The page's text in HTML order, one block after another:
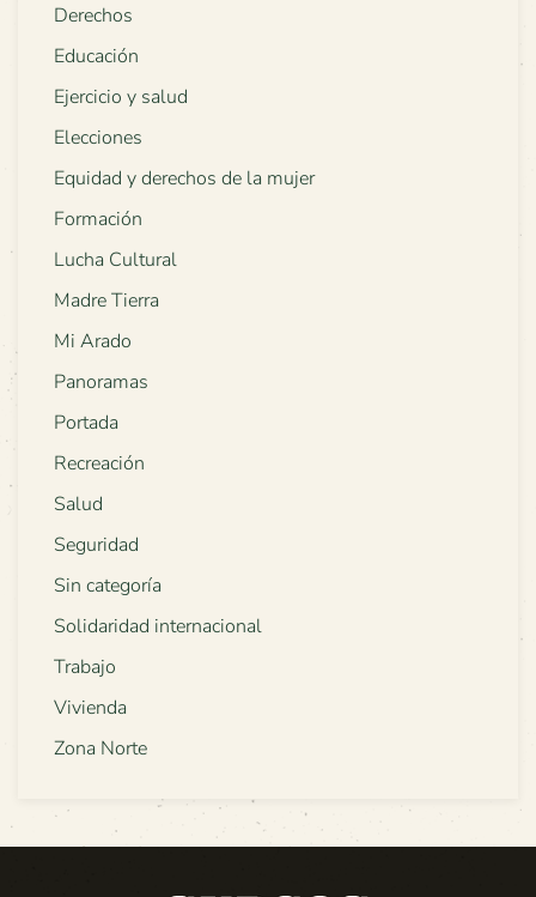
Derechos
Educación
Ejercicio y salud
Elecciones
Equidad y derechos de la mujer
Formación
Lucha Cultural
Madre Tierra
Mi Arado
Panoramas
Portada
Recreación
Salud
Seguridad
Sin categoría
Solidaridad internacional
Trabajo
Vivienda
Zona Norte